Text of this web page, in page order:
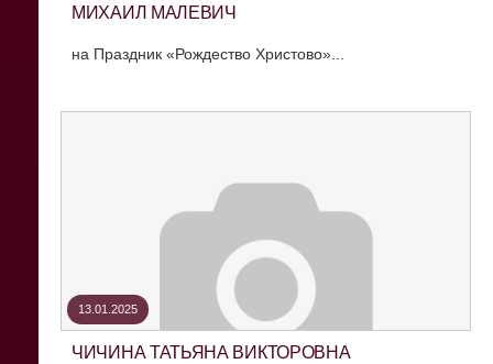
МИХАИЛ МАЛЕВИЧ
на Праздник «Рождество Христово»...
13.01.2025
ЧИЧИНА ТАТЬЯНА ВИКТОРОВНА